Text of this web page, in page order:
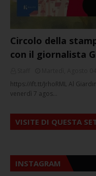
Circolo della
con il giornalista
https://ift.tt/JrhoRML Al
venerdì 7 agos…
VISITE DI QUESTA
INSTAGRAM